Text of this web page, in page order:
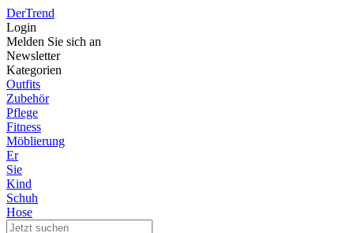
DerTrend
Login
Melden Sie sich an
Newsletter
Kategorien
Outfits
Zubehör
Pflege
Fitness
Möblierung
Er
Sie
Kind
Schuh
Hose